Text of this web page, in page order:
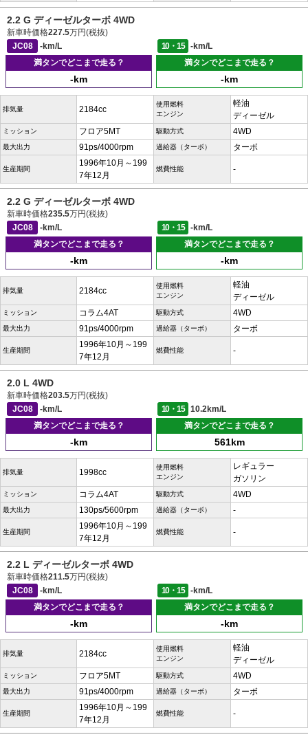
2.2 G ディーゼルターボ 4WD
新車時価格227.5万円(税抜)
JC08
-km/L 10・15
-km/L
満タンでどこまで走る？
-km
満タンでどこまで走る？
-km
排気量 2184cc
使用燃料
エンジン
軽油
ディーゼル
ミッション フロア5MT 駆動方式 4WD
最大出力 91ps/4000rpm 過給器（ターボ） ターボ
生産期間
1996年10月～199
7年12月
燃費性能 -
2.2 G ディーゼルターボ 4WD
新車時価格235.5万円(税抜)
JC08
-km/L 10・15
-km/L
満タンでどこまで走る？
-km
満タンでどこまで走る？
-km
排気量 2184cc
使用燃料
エンジン
軽油
ディーゼル
ミッション コラム4AT 駆動方式 4WD
最大出力 91ps/4000rpm 過給器（ターボ） ターボ
生産期間
1996年10月～199
7年12月
燃費性能 -
2.0 L 4WD
新車時価格203.5万円(税抜)
JC08
-km/L 10・15
10.2km/L
満タンでどこまで走る？
-km
満タンでどこまで走る？
561km
排気量 1998cc
使用燃料
エンジン
レギュラー
ガソリン
ミッション コラム4AT 駆動方式 4WD
最大出力 130ps/5600rpm 過給器（ターボ） -
生産期間
1996年10月～199
7年12月
燃費性能 -
2.2 L ディーゼルターボ 4WD
新車時価格211.5万円(税抜)
JC08
-km/L 10・15
-km/L
満タンでどこまで走る？
-km
満タンでどこまで走る？
-km
排気量 2184cc
使用燃料
エンジン
軽油
ディーゼル
ミッション フロア5MT 駆動方式 4WD
最大出力 91ps/4000rpm 過給器（ターボ） ターボ
生産期間
1996年10月～199
7年12月
燃費性能 -